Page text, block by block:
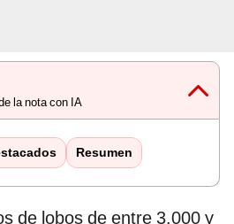
la nota con IA
Resumen
de lobos de entre 3.000 y